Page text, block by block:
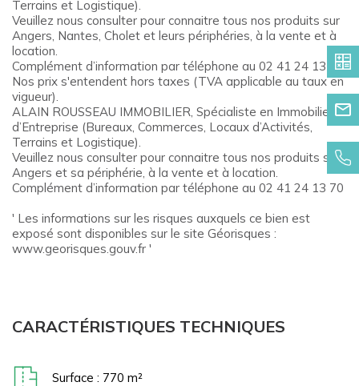
Terrains et Logistique).
Veuillez nous consulter pour connaitre tous nos produits sur
Angers, Nantes, Cholet et leurs périphéries, à la vente et à
location.
Complément d’information par téléphone au 02 41 24 13 70
Nos prix s'entendent hors taxes (TVA applicable au taux en
vigueur).
ALAIN ROUSSEAU IMMOBILIER, Spécialiste en Immobilier
d’Entreprise (Bureaux, Commerces, Locaux d’Activités,
Terrains et Logistique).
Veuillez nous consulter pour connaitre tous nos produits sur
Angers et sa périphérie, à la vente et à location.
Complément d’information par téléphone au 02 41 24 13 70
' Les informations sur les risques auxquels ce bien est
exposé sont disponibles sur le site Géorisques :
www.georisques.gouv.fr '
CARACTÉRISTIQUES TECHNIQUES
Surface : 770 m²